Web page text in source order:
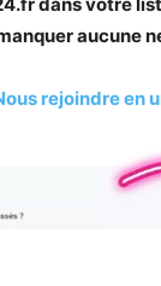
aucune
rejoindre en